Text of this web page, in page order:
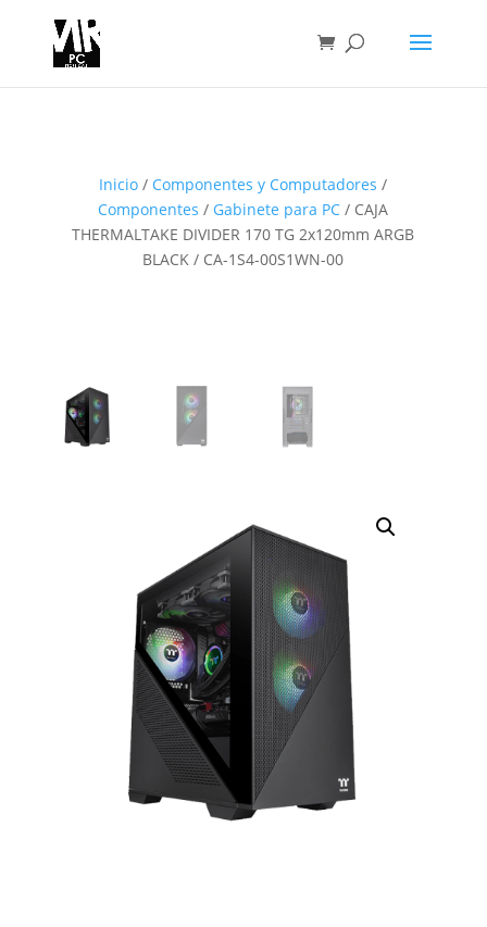
Inicio / Componentes y Computadores /
Componentes / Gabinete para PC / CAJA
THERMALTAKE DIVIDER 170 TG 2x120mm ARGB
BLACK / CA-1S4-00S1WN-00